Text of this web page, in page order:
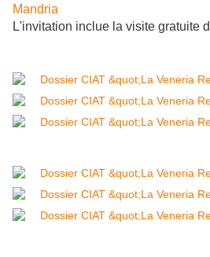
Mandria
L'invitation inclue la visite gratuite